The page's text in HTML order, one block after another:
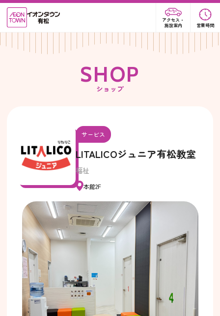
アクセス・
施設案内
営業時間
SHOP
ショップ
サービス
LITALICOジュニア有松教室
福祉
本館2F